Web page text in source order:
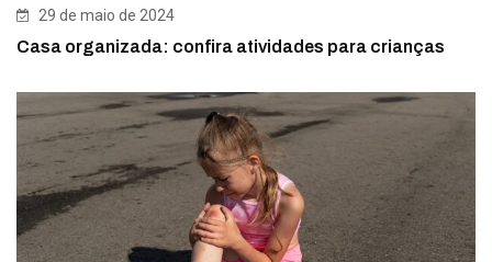
29 de maio de 2024
Casa organizada: confira atividades para crianças